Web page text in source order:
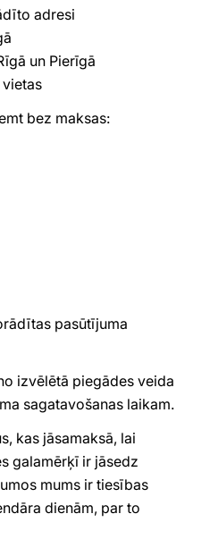
adresi
un Pierīgā
bez maksas:
pasūtījuma
izvēlētā piegādes veida
sagatavošanas laikam.
kas jāsamaksā, lai
galamērķī ir jāsedz
mums ir tiesības
dienām, par to